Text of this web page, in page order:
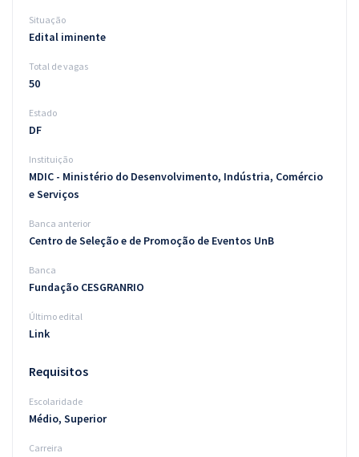
BlogSituação
Edital iminente
Total de vagas
50
Estado
DF
Instituição
MDIC - Ministério do Desenvolvimento, Indústria, Comércio
e Serviços
Banca anterior
Centro de Seleção e de Promoção de Eventos UnB
Banca
Fundação CESGRANRIO
Último edital
Link
Requisitos
Escolaridade
Médio, Superior
Carreira